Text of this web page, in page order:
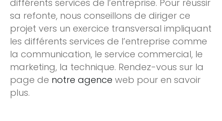
différents services de l’entreprise. Pour réussir
sa refonte, nous conseillons de diriger ce
projet vers un exercice transversal impliquant
les différents services de l’entreprise comme
la communication, le service commercial, le
marketing, la technique. Rendez-vous sur la
page de notre agence web pour en savoir
plus.